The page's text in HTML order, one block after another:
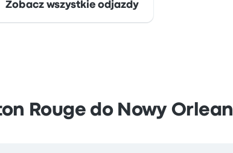
Zobacz wszystkie odjazdy
Rouge do Nowy Orlean